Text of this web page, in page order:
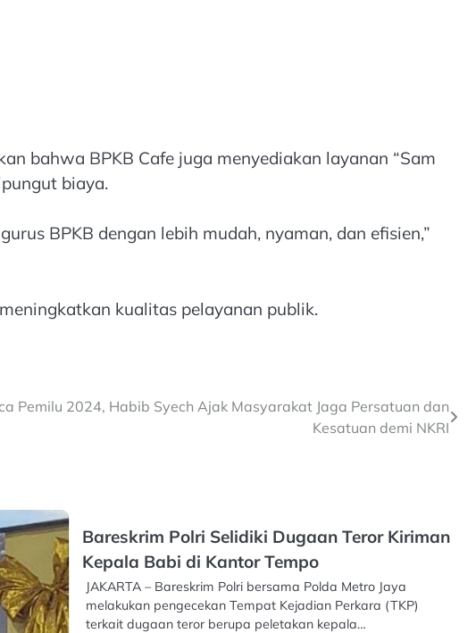
bahwa BPKB Cafe juga menyediakan layanan “Sam
biaya.
BPKB dengan lebih mudah, nyaman, dan efisien,”
kualitas pelayanan publik.
Pemilu 2024, Habib Syech Ajak Masyarakat Jaga Persatuan dan
Kesatuan demi NKRI
Bareskrim Polri Selidiki Dugaan Teror Kiriman
Kepala Babi di Kantor Tempo
JAKARTA – Bareskrim Polri bersama Polda Metro Jaya
melakukan pengecekan Tempat Kejadian Perkara (TKP)
terkait dugaan teror berupa peletakan kepala…